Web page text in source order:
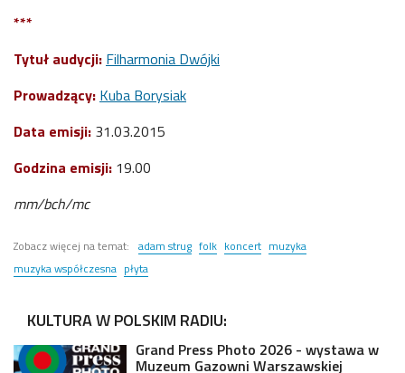
***
Tytuł audycji: Filharmonia Dwójki
Prowadzący: Kuba Borysiak
Data emisji: 31.03.2015
Godzina emisji: 19.00
mm/bch/mc
Zobacz więcej na temat: adam strug folk koncert muzyka
muzyka współczesna płyta
KULTURA W POLSKIM RADIU:
Grand Press Photo 2026 - wystawa w
Muzeum Gazowni Warszawskiej